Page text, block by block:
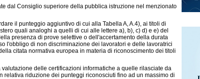
dal Consiglio superiore della pubblica istruzione nel menzionato
il punteggio aggiuntivo di cui alla Tabella A, A.4), ai titoli di
quali analoghi a quelli di cui alle lettere a), b), c) d) e e) del
presenza di prove selettive o dell'accertamento della durata
l'obbligo di non discriminazione dei lavoratori e delle lavoratrici
citata normativa europea in materia di riconoscimento dei titoli
delle certificazioni informatiche a quelle rilasciate da
relativa riduzione dei punteggi riconosciuti fino ad un massimo di